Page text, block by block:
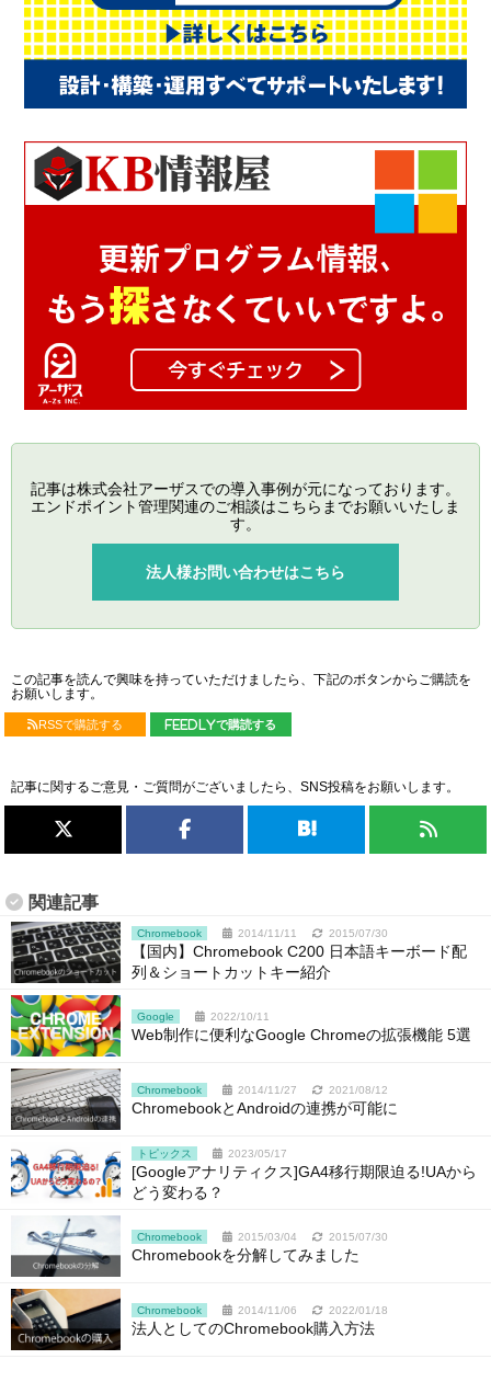
記事は株式会社アーザスでの導入事例が元になっております。
エンドポイント管理関連のご相談はこちらまでお願いいたしま
す。
法人様お問い合わせはこちら
この記事を読んで興味を持っていただけましたら、下記のボタンからご購読を
お願いします。
RSSで購読する feedlyで購読する
記事に関するご意見・ご質問がございましたら、SNS投稿をお願いします。
関連記事
Chromebook 2014/11/11 2015/07/30
【国内】Chromebook C200 日本語キーボード配
列＆ショートカットキー紹介
Google 2022/10/11
Web制作に便利なGoogle Chromeの拡張機能 5選
Chromebook 2014/11/27 2021/08/12
ChromebookとAndroidの連携が可能に
トピックス 2023/05/17
[Googleアナリティクス]GA4移行期限迫る!UAから
どう変わる？
Chromebook 2015/03/04 2015/07/30
Chromebookを分解してみました
Chromebook 2014/11/06 2022/01/18
法人としてのChromebook購入方法